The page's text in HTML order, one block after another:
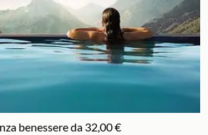
benessere da 32,00 €